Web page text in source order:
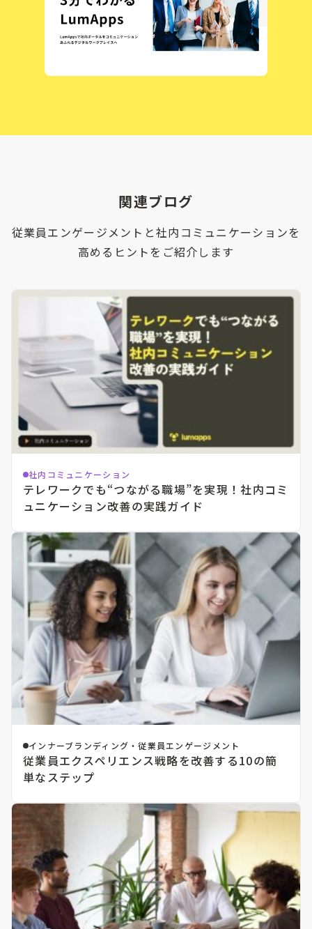
関連ブログ
従業員エンゲージメントと社内コミュニケーションを
高めるヒントをご紹介します
テレワークでも“つながる職場”を実現！社内コミ
ュニケーション改善の実践ガイド
社内コミュニケーション
従業員エクスペリエンス戦略を改善する10の簡
単なステップ
インナーブランディング・従業員エンゲージメント